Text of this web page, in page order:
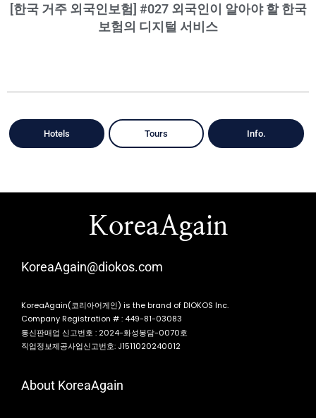
[한국 거주 외국인보험] #027 외국인이 알아야 할 한국
보험의 디지털 서비스
Hotels Tours Info.
KoreaAgain
KoreaAgain@diokos.com
KoreaAgain(코리아어게인) is the brand of DIOKOS Inc.
Company Registration # : 449-81-03083
통신판매업 신고번호 : 2024-화성봉담-0070호
직업정보제공사업신고번호: J1511020240012
About KoreaAgain